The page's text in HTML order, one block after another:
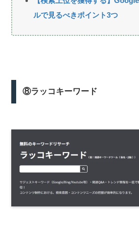
ルで見るべきポイント3つ
⑧ラッコキーワード